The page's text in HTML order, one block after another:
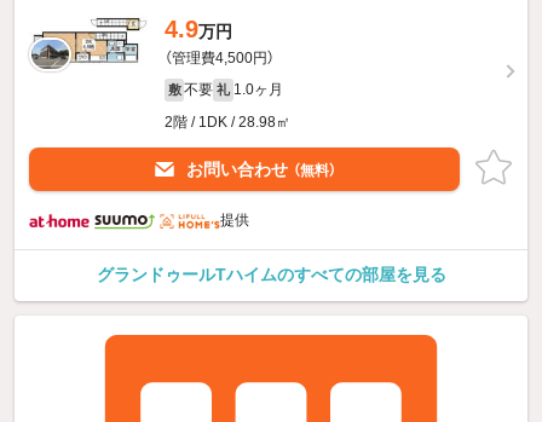
4.9万円
（管理費4,500円）
敷 不要 礼 1.0ヶ月
2階 / 1DK / 28.98㎡
お問い合わせ （無料）
提供
グランドゥールTハイムのすべての部屋を見る